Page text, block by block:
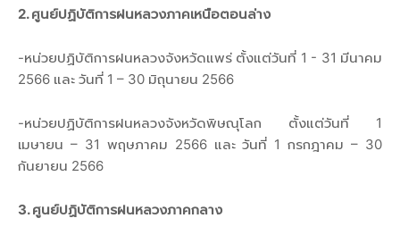
2. ศูนย์ปฏิบัติการฝนหลวงภาคเหนือตอนล่าง
-หน่วยปฏิบัติการฝนหลวงจังหวัดแพร่ ตั้งแต่วันที่ 1 - 31 มีนาคม
2566 และ วันที่ 1 – 30 มิถุนายน 2566
-หน่วยปฏิบัติการฝนหลวงจังหวัดพิษณุโลก ตั้งแต่วันที่ 1
เมษายน – 31 พฤษภาคม 2566 และ วันที่ 1 กรกฎาคม – 30
กันยายน 2566
3. ศูนย์ปฏิบัติการฝนหลวงภาคกลาง